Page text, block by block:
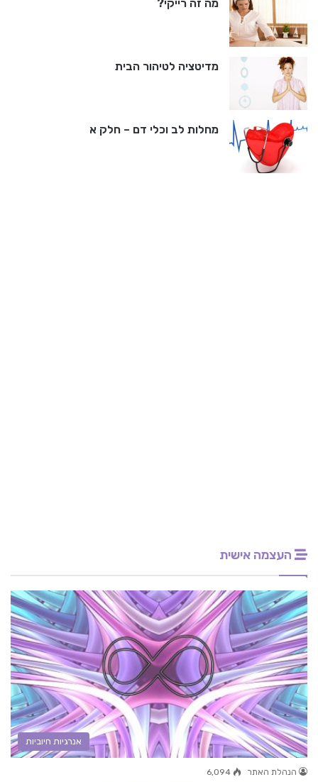
מה זה רייקי?
מדיטציה לטיהור הבית
מחלות לב וכלי דם – חלק א
העצמה אישית
אנרגיות חיוביות
הנהלת האתר 6,094